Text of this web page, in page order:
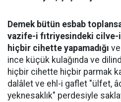
Demek bütün esbab
vazife-i fıtriyesindeki
hiçbir cihette yapamadığı
ince küçük kulağında ve
hiçbir cihette hiçbir parmak
dalâlet ve ehl-i gaflet "ülfet,
yeknesaklık" perdesiyle